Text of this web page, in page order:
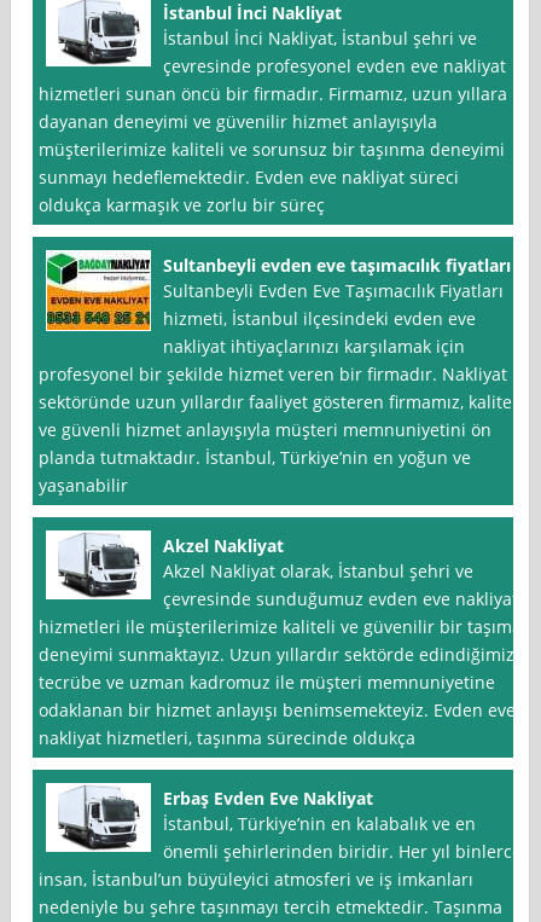
İstanbul İnci Nakliyat
İstanbul İnci Nakliyat, İstanbul şehri ve
çevresinde profesyonel evden eve nakliyat
hizmetleri sunan öncü bir firmadır. Firmamız, uzun yıllara
dayanan deneyimi ve güvenilir hizmet anlayışıyla
müşterilerimize kaliteli ve sorunsuz bir taşınma deneyimi
sunmayı hedeflemektedir. Evden eve nakliyat süreci
oldukça karmaşık ve zorlu bir süreç
Sultanbeyli evden eve taşımacılık fiyatları
Sultanbeyli Evden Eve Taşımacılık Fiyatları
hizmeti, İstanbul ilçesindeki evden eve
nakliyat ihtiyaçlarınızı karşılamak için
profesyonel bir şekilde hizmet veren bir firmadır. Nakliyat
sektöründe uzun yıllardır faaliyet gösteren firmamız, kaliteli
ve güvenli hizmet anlayışıyla müşteri memnuniyetini ön
planda tutmaktadır. İstanbul, Türkiye’nin en yoğun ve
yaşanabilir
Akzel Nakliyat
Akzel Nakliyat olarak, İstanbul şehri ve
çevresinde sunduğumuz evden eve nakliyat
hizmetleri ile müşterilerimize kaliteli ve güvenilir bir taşıma
deneyimi sunmaktayız. Uzun yıllardır sektörde edindiğimiz
tecrübe ve uzman kadromuz ile müşteri memnuniyetine
odaklanan bir hizmet anlayışı benimsemekteyiz. Evden eve
nakliyat hizmetleri, taşınma sürecinde oldukça
Erbaş Evden Eve Nakliyat
İstanbul, Türkiye’nin en kalabalık ve en
önemli şehirlerinden biridir. Her yıl binlerce
insan, İstanbul’un büyüleyici atmosferi ve iş imkanları
nedeniyle bu şehre taşınmayı tercih etmektedir. Taşınma